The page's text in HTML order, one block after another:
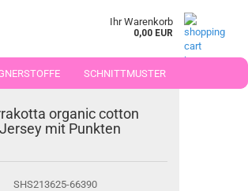
Ihr Warenkorb
0,00 EUR
SCHNITTMUSTER
organic cotton
mit Punkten
SHS213625-66390